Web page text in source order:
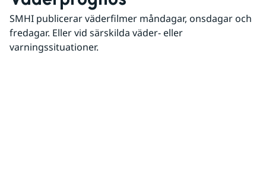
SMHI publicerar väderfilmer måndagar, onsdagar och
fredagar. Eller vid särskilda väder- eller
varningssituationer.